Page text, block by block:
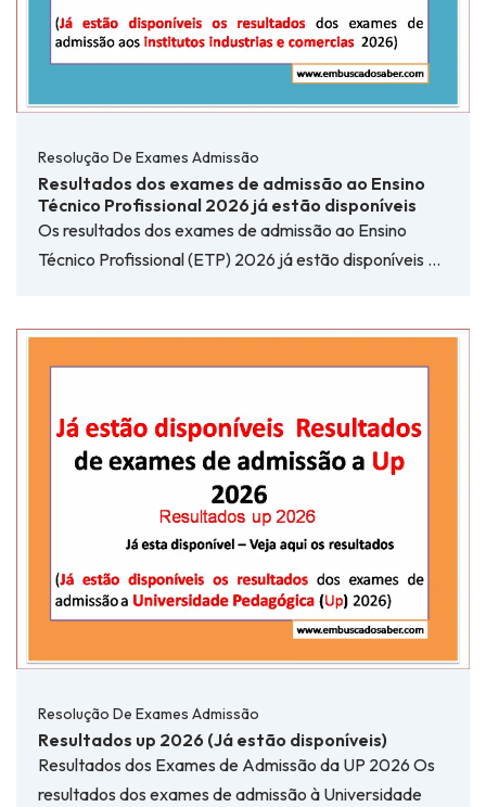
Resolução De Exames Admissão
Resultados dos exames de admissão ao Ensino
Técnico Profissional 2026 já estão disponíveis
Os resultados dos exames de admissão ao Ensino
Técnico Profissional (ETP) 2026 já estão disponíveis …
Resolução De Exames Admissão
Resultados up 2026 (Já estão disponíveis)
Resultados dos Exames de Admissão da UP 2026 Os
resultados dos exames de admissão à Universidade